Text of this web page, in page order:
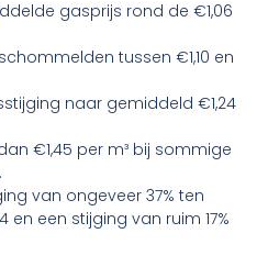
gasprijs rond de €1,06
tussen €1,10 en
naar gemiddeld €1,24
€1,45 per m³ bij sommige
van ongeveer 37% ten
een stijging van ruim 17%